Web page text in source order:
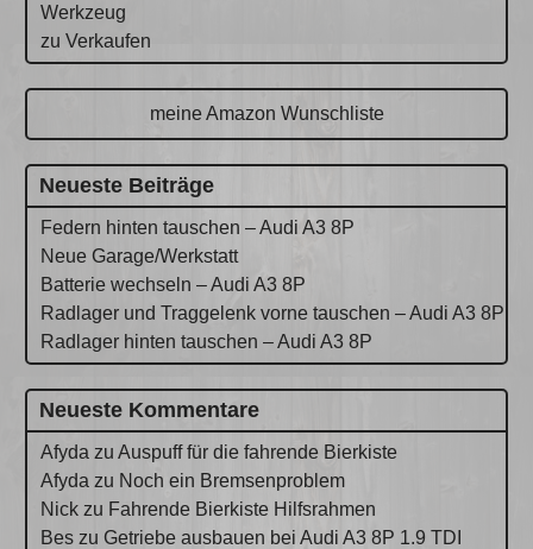
Werkzeug
zu Verkaufen
meine Amazon Wunschliste
Neueste Beiträge
Federn hinten tauschen – Audi A3 8P
Neue Garage/Werkstatt
Batterie wechseln – Audi A3 8P
Radlager und Traggelenk vorne tauschen – Audi A3 8P
Radlager hinten tauschen – Audi A3 8P
Neueste Kommentare
Afyda zuAuspuff für die fahrende Bierkiste
Afyda zu Noch ein Bremsenproblem
Nick zu Fahrende Bierkiste Hilfsrahmen
Bes zuGetriebe ausbauen bei Audi A3 8P 1.9 TDI